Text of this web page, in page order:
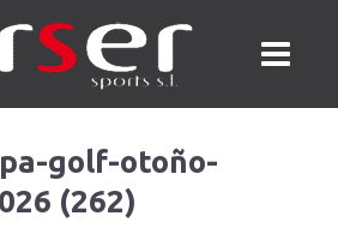
golf-otoño-
(262)